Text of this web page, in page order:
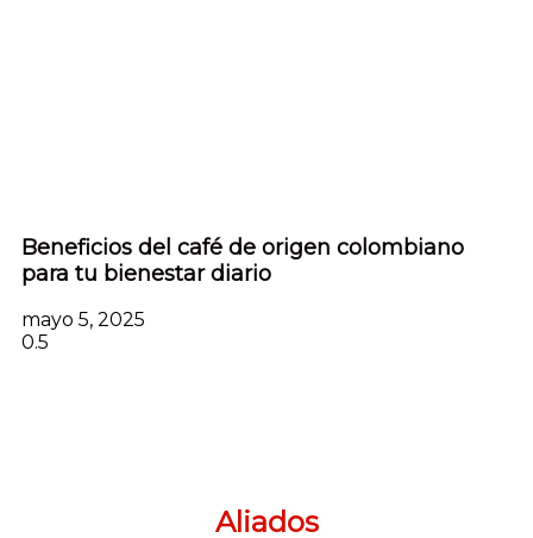
Beneficios del café de origen colombiano
para tu bienestar diario
mayo 5, 2025
Aliados